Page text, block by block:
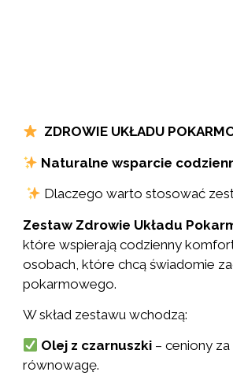
ZDROWIE UKŁADU
Naturalne wsparcie
Dlaczego warto stosować
Zestaw Zdrowie Układu
które wspierają codzienny
osobach, które chcą świadomie
pokarmowego.
W skład zestawu wchodzą:
Olej z czarnuszki – ceniony
równowagę.